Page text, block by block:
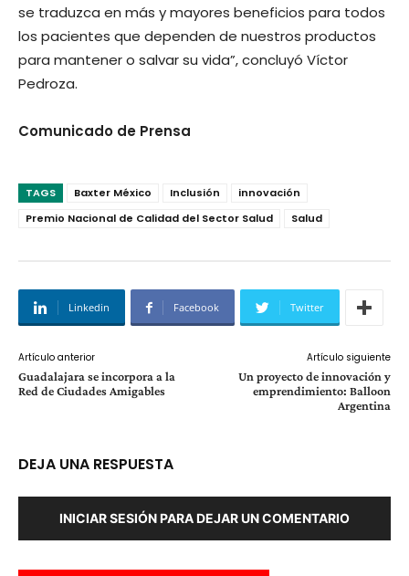
se traduzca en más y mayores beneficios para todos
los pacientes que dependen de nuestros productos
para mantener o salvar su vida”, concluyó Víctor
Pedroza.
Comunicado de Prensa
TAGS Baxter México Inclusión
innovación
Premio Nacional de Calidad del Sector Salud
Salud
Linkedin Facebook Twitter
Artículo anterior
Guadalajara se incorpora a la
Red de Ciudades Amigables
Artículo siguiente
Un proyecto de innovación y
emprendimiento: Balloon
Argentina
DEJA UNA RESPUESTA
INICIAR SESIÓN PARA DEJAR UN COMENTARIO